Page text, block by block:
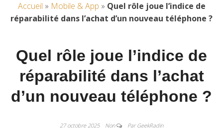
Accueil » Mobile & App » Quel rôle joue l’indice de
réparabilité dans l’achat d’un nouveau téléphone ?
Quel rôle joue l’indice de
réparabilité dans l’achat
d’un nouveau téléphone ?
27 octobre 2025 Non Par GeekRadin